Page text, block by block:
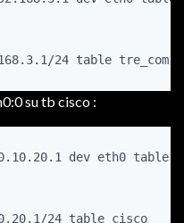
su tb cisco :